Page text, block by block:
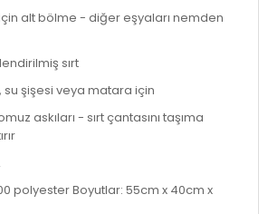
alt bölme - diğer eşyaları nemden
sırt
su şişesi veya matara için
askıları - sırt çantasını taşıma
polyester Boyutlar: 55cm x 40cm x